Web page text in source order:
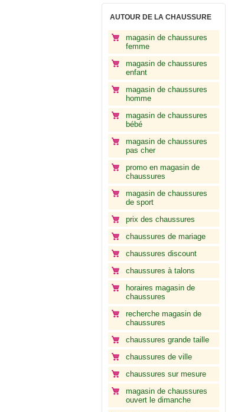
AUTOUR DE LA CHAUSSURE
magasin de chaussures
femme
magasin de chaussures
enfant
magasin de chaussures
homme
magasin de chaussures
bébé
magasin de chaussures
pas cher
promo en magasin de
chaussures
magasin de chaussures
de sport
prix des chaussures
chaussures de mariage
chaussures discount
chaussures à talons
horaires magasin de
chaussures
recherche magasin de
chaussures
chaussures grande taille
chaussures de ville
chaussures sur mesure
magasin de chaussures
ouvert le dimanche